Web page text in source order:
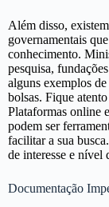
Além disso,
governamentais
conhecimento.
pesquisa,
alguns exemplos
bolsas. Fique
Plataformas online
podem ser
facilitar a sua
de interesse e nível
Documentação